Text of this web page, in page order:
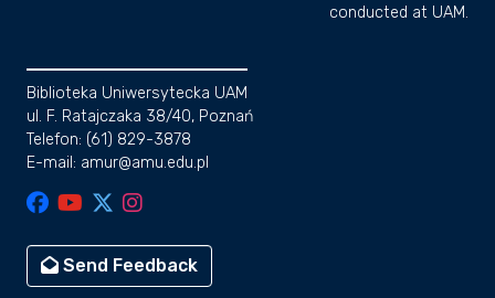
conducted at UAM.
Biblioteka Uniwersytecka UAM
ul. F. Ratajczaka 38/40, Poznań
Telefon: (61) 829-3878
E-mail: amur@amu.edu.pl
Send Feedback